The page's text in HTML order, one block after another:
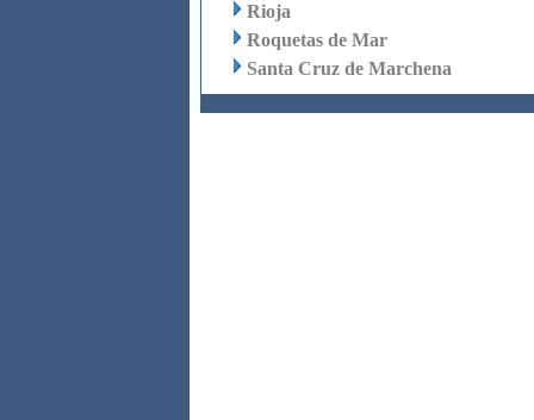
Rioja
Roquetas de Mar
Santa Cruz de Marchena